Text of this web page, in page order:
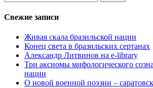
Свежие записи
Живая скала бразильской нации
Конец света в бразильских сертанах
Александр Литвинов на e-library
Три аксиомы мифологического
нации
О новой военной поэзии –